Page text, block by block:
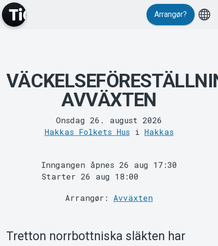
Events
MyTickster
Arrangør?
AVVÄXTEN
Onsdag 26. august 2026
Hakkas Folkets Hus i Hakkas
Inngangen åpnes 26 aug 17:30
Starter 26 aug 18:00
Arrangør: Avväxten
Tretton norrbottniska släkten har